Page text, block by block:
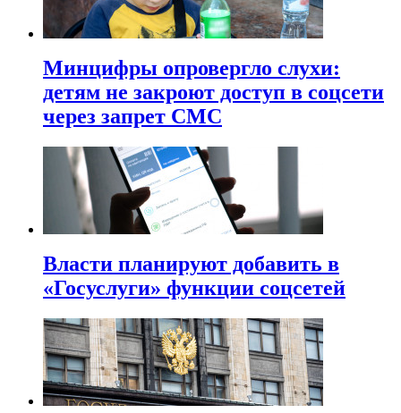
Минцифры опровергло слухи:
детям не закроют доступ в соцсети
через запрет СМС
Власти планируют добавить в
«Госуслуги» функции соцсетей